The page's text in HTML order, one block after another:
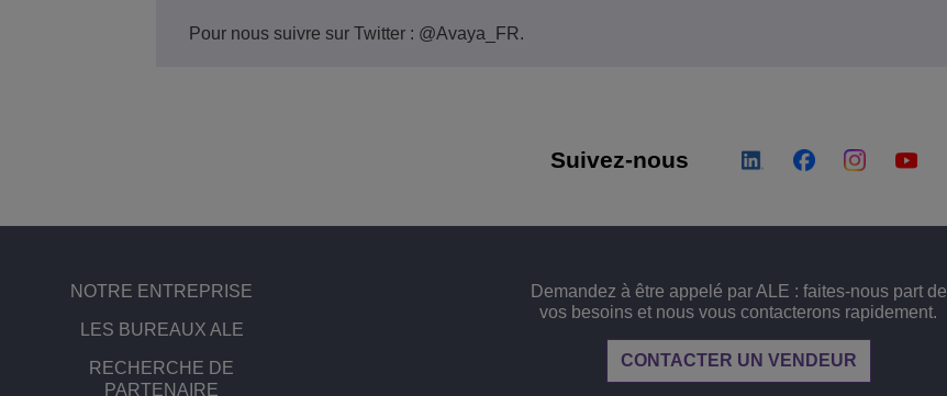
Pour nous suivre sur Twitter : @Avaya_FR.
Suivez-nous
NOTRE ENTREPRISE
LES BUREAUX ALE
RECHERCHE DE
PARTENAIRE
Demandez à être appelé par ALE : faites-nous part de
vos besoins et nous vous contacterons rapidement.
CONTACTER UN VENDEUR